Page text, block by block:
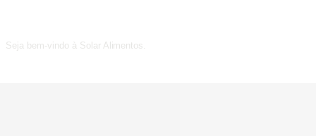
Seja bem-vindo à Solar Alimentos.